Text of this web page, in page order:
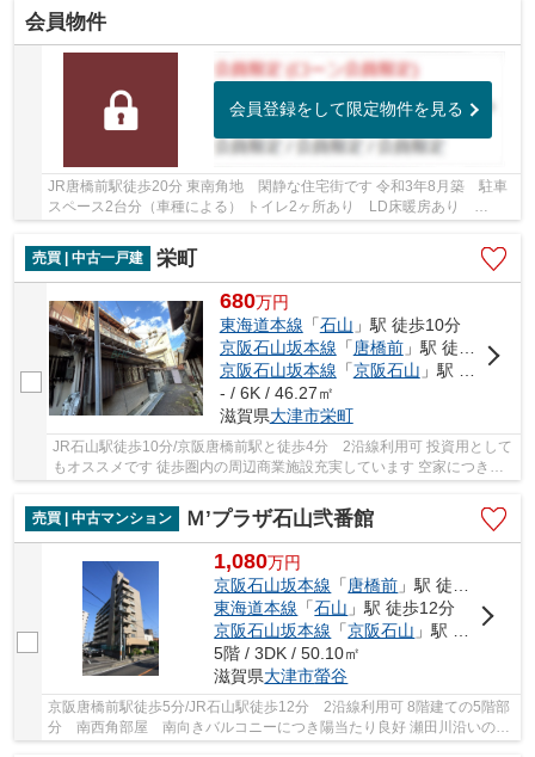
会員物件
会員登録をして限定物件を見る
JR唐橋前駅徒歩20分 東南角地 閑静な住宅街です 令和3年8月築 駐車
スペース2台分（車種による） トイレ2ヶ所あり LD床暖房あり
売買 | 中古一戸建
栄町
680万円
東海道本線 「石山 」駅 徒歩10分
京阪石山坂本線 「唐橋前」駅 徒歩4分
京阪石山坂本線 「京阪石山 」駅 徒歩10分
- / 6K / 46.27㎡
滋賀県大津市栄町
JR石山駅徒歩10分/京阪唐橋前駅と徒歩4分 2沿線利用可 投資用として
もオススメです 徒歩圏内の周辺商業施設充実しています 空家につき即
売買 | 中古マンション
Ｍ’プラザ石山弐番館
1,080万円
京阪石山坂本線 「 唐橋前 」駅 徒歩5分
東海道本線 「石山 」駅 徒歩12分
京阪石山坂本線 「京阪石山 」駅 徒歩12分
5階 / 3DK / 50.10㎡
滋賀県大津市螢谷
京阪唐橋前駅徒歩5分/JR石山駅徒歩12分 2沿線利用可 8階建ての5階部
分 南西角部屋 南向きバルコニーにつき陽当たり良好 瀬田川沿いの道